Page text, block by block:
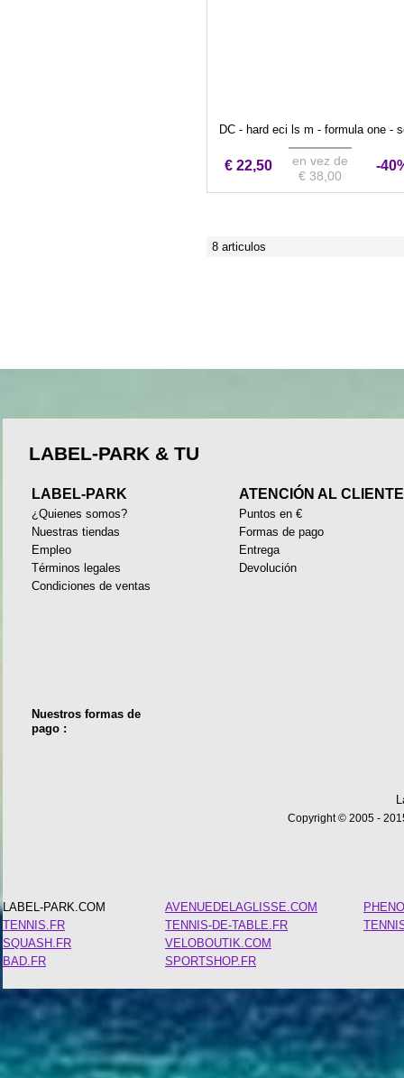
DC - hard eci ls m - formula one -
€ 22,50
en vez de
€ 38,00
-
8 articulos
LABEL-PARK & TU
LABEL-PARK
¿Quienes somos?
Nuestras tiendas
Empleo
Términos legales
Condiciones de ventas
ATENCIÓN AL
Puntos en €
Formas de pago
Entrega
Devolución
Nuestros formas de
pago :
Copyright © 2005 -
LABEL-PARK.COM
TENNIS.FR
SQUASH.FR
BAD.FR
AVENUEDELAGLISSE.COM
TENNIS-DE-TABLE.FR
VELOBOUTIK.COM
SPORTSHOP.FR